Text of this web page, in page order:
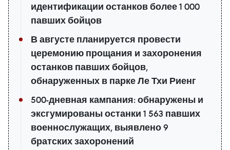
идентификации останков более 1 000
павших бойцов
В августе планируется провести
церемонию прощания и захоронения
останков павших бойцов,
обнаруженных в парке Ле Тхи Риенг
500-дневная кампания: обнаружены и
эксгумированы останки 1 563 павших
военнослужащих, выявлено 9
братских захоронений